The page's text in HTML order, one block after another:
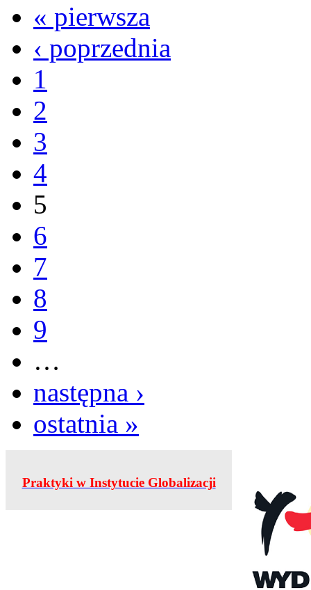
« pierwsza
‹ poprzednia
1
2
3
4
5
6
7
8
9
…
następna ›
ostatnia »
Praktyki w Instytucie Globalizacji